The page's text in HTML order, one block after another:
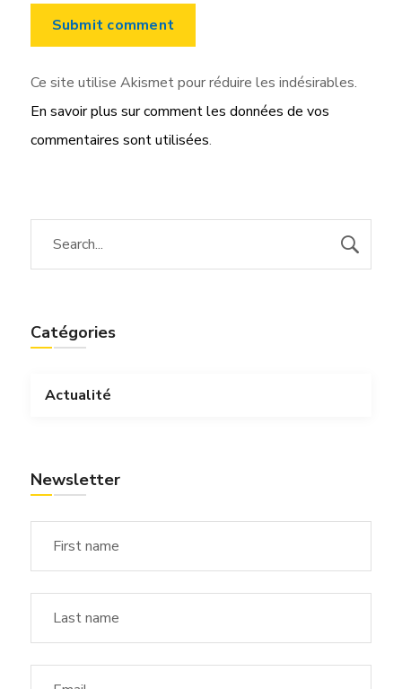
Ce site utilise Akismet pour réduire les indésirables.
En savoir plus sur comment les données de vos
commentaires sont utilisées.
Catégories
Actualité
Newsletter